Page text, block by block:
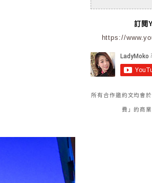
訂閱
https://
所有合作邀約文均會
費」的商